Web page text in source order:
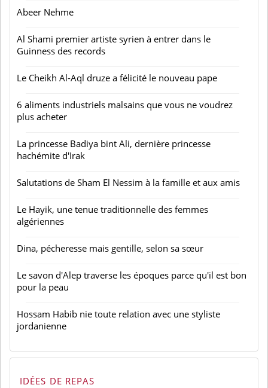
Abeer Nehme
Al Shami premier artiste syrien à entrer dans le
Guinness des records
Le Cheikh Al-Aql druze a félicité le nouveau pape
6 aliments industriels malsains que vous ne voudrez
plus acheter
La princesse Badiya bint Ali, dernière princesse
hachémite d'Irak
Salutations de Sham El Nessim à la famille et aux amis
Le Hayik, une tenue traditionnelle des femmes
algériennes
Dina, pécheresse mais gentille, selon sa sœur
Le savon d'Alep traverse les époques parce qu'il est bon
pour la peau
Hossam Habib nie toute relation avec une styliste
jordanienne
IDÉES DE REPAS